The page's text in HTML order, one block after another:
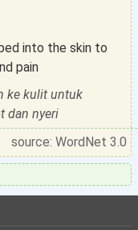
into the skin to
pain
ke kulit untuk
dan nyeri
source: WordNet 3.0